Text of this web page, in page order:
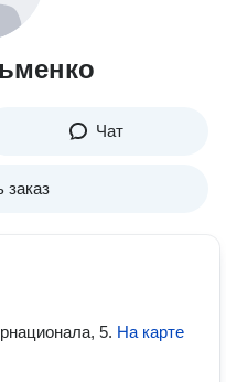
Чат
заказ
5. На карте